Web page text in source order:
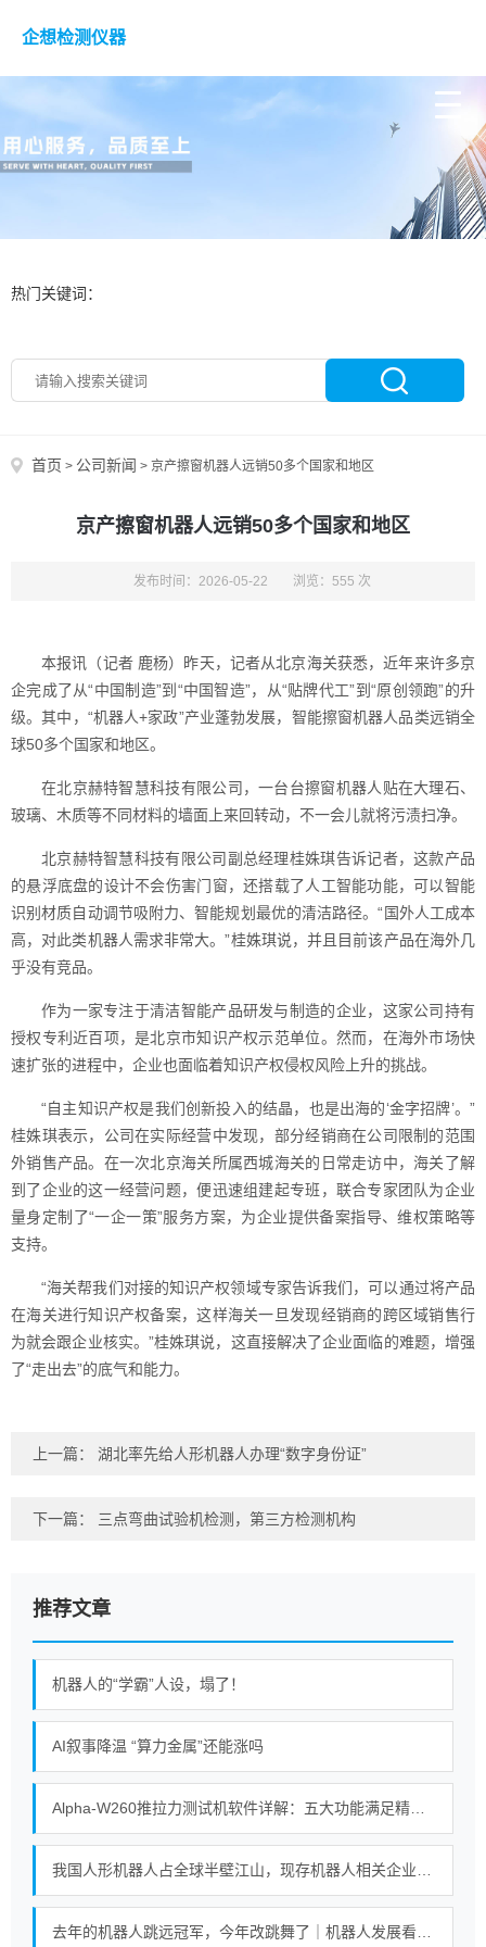
企想检测仪器
热门关键词：
首页 > 公司新闻 > 京产擦窗机器人远销50多个国家和地区
京产擦窗机器人远销50多个国家和地区
发布时间：2026-05-22 浏览：555 次
本报讯（记者 鹿杨）昨天，记者从北京海关获悉，近年来许多京
企完成了从“中国制造”到“中国智造”，从“贴牌代工”到“原创领跑”的升
级。其中，“机器人+家政”产业蓬勃发展，智能擦窗机器人品类远销全
球50多个国家和地区。
在北京赫特智慧科技有限公司，一台台擦窗机器人贴在大理石、
玻璃、木质等不同材料的墙面上来回转动，不一会儿就将污渍扫净。
北京赫特智慧科技有限公司副总经理桂姝琪告诉记者，这款产品
的悬浮底盘的设计不会伤害门窗，还搭载了人工智能功能，可以智能
识别材质自动调节吸附力、智能规划最优的清洁路径。“国外人工成本
高，对此类机器人需求非常大。”桂姝琪说，并且目前该产品在海外几
乎没有竞品。
作为一家专注于清洁智能产品研发与制造的企业，这家公司持有
授权专利近百项，是北京市知识产权示范单位。然而，在海外市场快
速扩张的进程中，企业也面临着知识产权侵权风险上升的挑战。
“自主知识产权是我们创新投入的结晶，也是出海的‘金字招牌’。”
桂姝琪表示，公司在实际经营中发现，部分经销商在公司限制的范围
外销售产品。在一次北京海关所属西城海关的日常走访中，海关了解
到了企业的这一经营问题，便迅速组建起专班，联合专家团队为企业
量身定制了“一企一策”服务方案，为企业提供备案指导、维权策略等
支持。
“海关帮我们对接的知识产权领域专家告诉我们，可以通过将产品
在海关进行知识产权备案，这样海关一旦发现经销商的跨区域销售行
为就会跟企业核实。”桂姝琪说，这直接解决了企业面临的难题，增强
了“走出去”的底气和能力。
上一篇： 湖北率先给人形机器人办理“数字身份证”
下一篇： 三点弯曲试验机检测，第三方检测机构
推荐文章
机器人的“学霸”人设，塌了！
AI叙事降温 “算力金属”还能涨吗